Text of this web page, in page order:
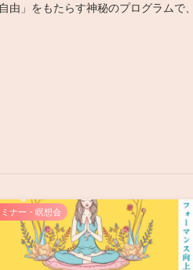
由」をもたらす神秘のプログラムで
ミナー・瞑想会